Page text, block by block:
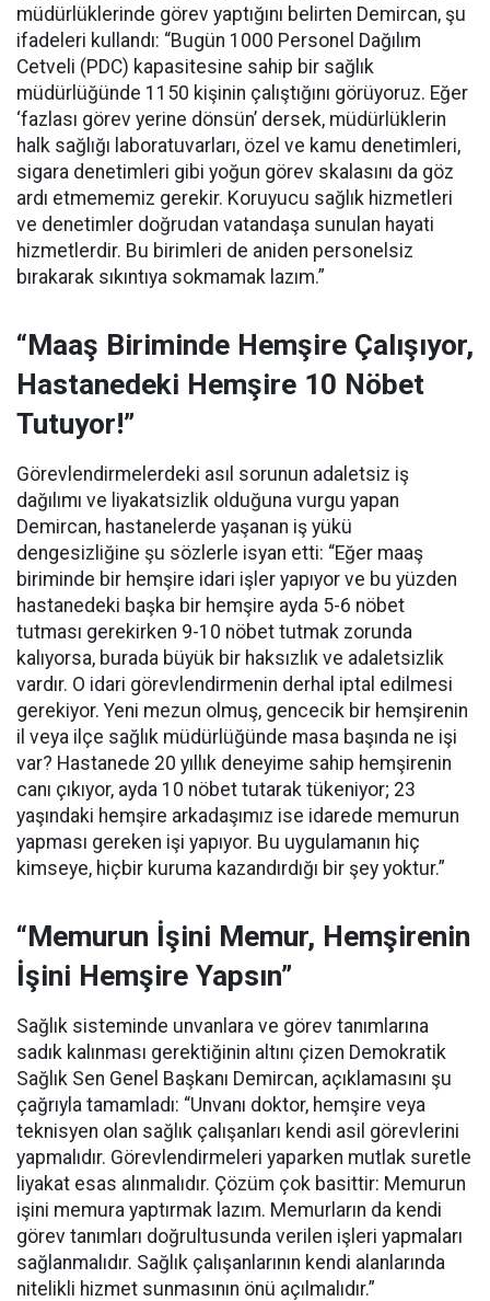
müdürlüklerinde görev yaptığını belirten Demircan, şu
ifadeleri kullandı: “Bugün 1000 Personel Dağılım
Cetveli (PDC) kapasitesine sahip bir sağlık
müdürlüğünde 1150 kişinin çalıştığını görüyoruz. Eğer
‘fazlası görev yerine dönsün’ dersek, müdürlüklerin
halk sağlığı laboratuvarları, özel ve kamu denetimleri,
sigara denetimleri gibi yoğun görev skalasını da göz
ardı etmememiz gerekir. Koruyucu sağlık hizmetleri
ve denetimler doğrudan vatandaşa sunulan hayati
hizmetlerdir. Bu birimleri de aniden personelsiz
bırakarak sıkıntıya sokmamak lazım.”
“Maaş Biriminde Hemşire Çalışıyor,
Hastanedeki Hemşire 10 Nöbet
Tutuyor!”
Görevlendirmelerdeki asıl sorunun adaletsiz iş
dağılımı ve liyakatsizlik olduğuna vurgu yapan
Demircan, hastanelerde yaşanan iş yükü
dengesizliğine şu sözlerle isyan etti: “Eğer maaş
biriminde bir hemşire idari işler yapıyor ve bu yüzden
hastanedeki başka bir hemşire ayda 5-6 nöbet
tutması gerekirken 9-10 nöbet tutmak zorunda
kalıyorsa, burada büyük bir haksızlık ve adaletsizlik
vardır. O idari görevlendirmenin derhal iptal edilmesi
gerekiyor. Yeni mezun olmuş, gencecik bir hemşirenin
il veya ilçe sağlık müdürlüğünde masa başında ne işi
var? Hastanede 20 yıllık deneyime sahip hemşirenin
canı çıkıyor, ayda 10 nöbet tutarak tükeniyor; 23
yaşındaki hemşire arkadaşımız ise idarede memurun
yapması gereken işi yapıyor. Bu uygulamanın hiç
kimseye, hiçbir kuruma kazandırdığı bir şey yoktur.”
“Memurun İşini Memur, Hemşirenin
İşini Hemşire Yapsın”
Sağlık sisteminde unvanlara ve görev tanımlarına
sadık kalınması gerektiğinin altını çizen Demokratik
Sağlık Sen Genel Başkanı Demircan, açıklamasını şu
çağrıyla tamamladı: “Unvanı doktor, hemşire veya
teknisyen olan sağlık çalışanları kendi asil görevlerini
yapmalıdır. Görevlendirmeleri yaparken mutlak suretle
liyakat esas alınmalıdır. Çözüm çok basittir: Memurun
işini memura yaptırmak lazım. Memurların da kendi
görev tanımları doğrultusunda verilen işleri yapmaları
sağlanmalıdır. Sağlık çalışanlarının kendi alanlarında
nitelikli hizmet sunmasının önü açılmalıdır.”